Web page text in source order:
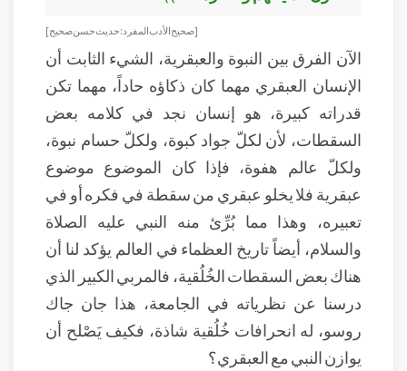
[ صحيح الأدب المفرد: حديث حسن صحيح ]
الآن الفرق بين النبوة والعبقرية، الشيء الثابت أن
الإنسان العبقري مهما كان ذكاؤه حاداً، مهما تكن
قدراته كبيرة، هو إنسان نجد في كلامه بعض
السقطات، لأن لكلّ جواد كبوة، ولكلّ حسام نبوة،
ولكلّ عالم هفوة، فإذا كان الموضوع موضوع
عبقرية فلا يخلو عبقري من سقطة في فكره أو في
تعبيره، وهذا مما بُرِّئ منه النبي عليه الصلاة
والسلام، أيضاً تاريخ العظماء في العالم يؤكد لنا أن
هناك بعض السقطات الخُلُقية، فالمربي الكبير الذي
درسنا عن نظرياته في الجامعة، هذا جان جاك
روسو، له انحرافات خُلُقية شاذة، فكيف يَصْلح أن
يوازن النبي مع العبقري؟